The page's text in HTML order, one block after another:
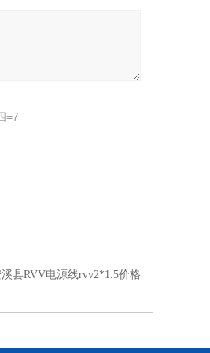
=7
县RVV电源线rvv2*1.5价格